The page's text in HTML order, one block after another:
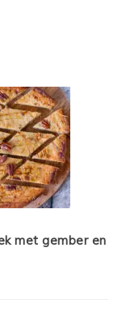
met gember en